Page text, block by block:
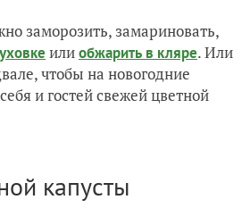
заморозить, замариновать,
илиобжарить в кляре. Или
чтобы на новогодние
и гостей свежей цветной
капусты